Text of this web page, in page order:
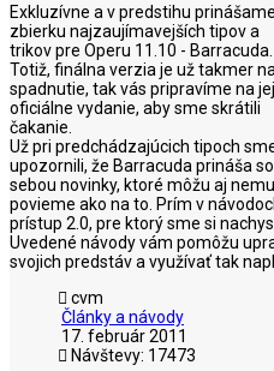
Exkluzívne a v predstihu prinášame
zbierku najzaujímavejších tipov a
trikov pre Operu 11.10 - Barracuda.
Totiž, finálna verzia je už takmer na
spadnutie, tak vás pripravíme na jej
oficiálne vydanie, aby sme skrátili
čakanie.
Už pri predchádzajúcich tipoch
upozornili, že Barracuda prináša so
sebou novinky, ktoré môžu aj
povieme ako na to. Prím v
prístup 2.0, pre ktorý sme si
Uvedené návody vám pomôžu
svojich predstáv a využívať tak
cvm
Články a návody
17. február 2011
Návštevy: 17473